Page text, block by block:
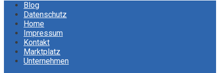
Blog
Datenschutz
Home
Impressum
Kontakt
Marktplatz
Unternehmen